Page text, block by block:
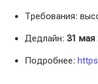
Требования:
Дедлайн: 31 мая
Подробнее: